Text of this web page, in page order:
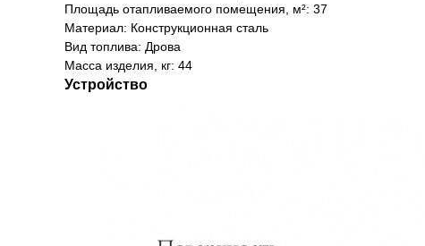
Площадь отапливаемого помещения, м²: 37
Материал: Конструкционная сталь
Вид топлива: Дрова
Масса изделия, кг: 44
Устройство